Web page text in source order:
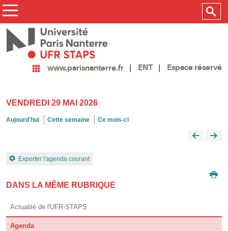
www.parisnanterre.fr ENT Espace réservé
VENDREDI 29 MAI 2026
Aujourd'hui Cette semaine Ce mois-ci
Exporter l'agenda courant
DANS LA MÊME RUBRIQUE
Actualité de l'UFR-STAPS
Agenda